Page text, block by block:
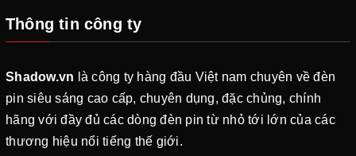
Thông tin công ty
Shadow.vn là công ty hàng đầu Việt nam chuyên về đèn
pin siêu sáng cao cấp, chuyên dụng, đặc chủng, chính
hãng với đầy đủ các dòng đèn pin từ nhỏ tới lớn của các
thương hiệu nổi tiếng thế giới.